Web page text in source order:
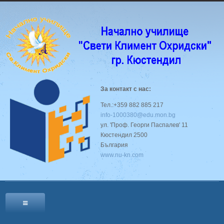
За контакт с нас:
Тел.:+359 882 885 217
info-1000380@edu.mon.bg
ул. 'Проф. Георги Паспалев' 11
Кюстендил 2500
България
www.nu-kn.com